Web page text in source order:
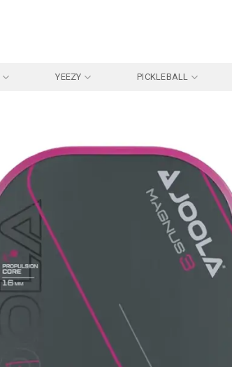
YEEZY PICKLEBALL